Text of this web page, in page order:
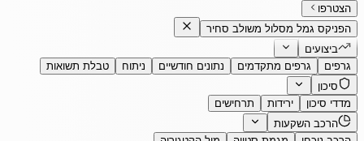
הצטרפו
הפניקס גמל מסלול משולב סחיר
ביצועים
גרפים
גרפים מתקדמים נתונים חודשיים ניתוח
טבלת תשואות
סיכון
מדדי סיכון
ירידות
תרחישים
הרכב השקעות